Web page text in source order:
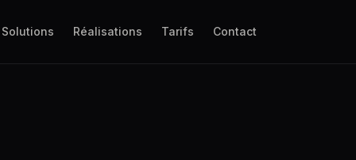
Solutions Réalisations Tarifs Contact